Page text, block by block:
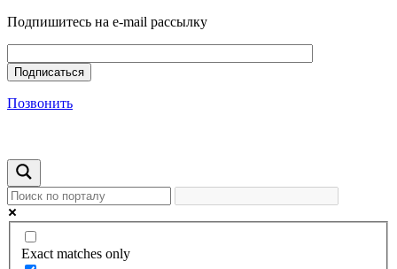
Подпишитесь на e-mail рассылку
Позвонить
Exact matches only